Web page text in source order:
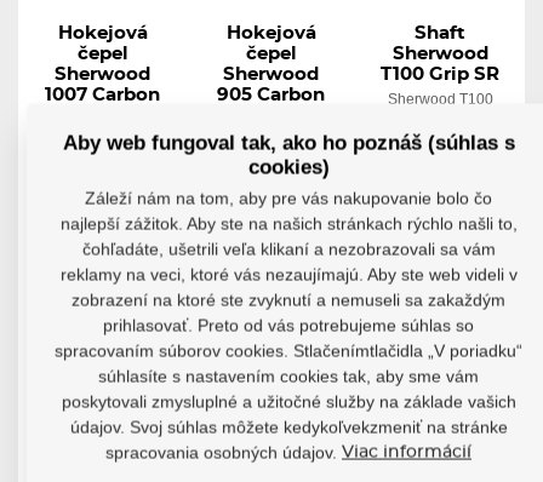
Hokejová
čepel
Sherwood
1007 Carbon
Sherwood 1007...
64,25 €
35,85 €
Detail
Hokejová
čepel
Sherwood
905 Carbon
905 Carbon je...
Skladom
51,89 €
35,81 €
Detail
Shaft
Sherwood
T100 Grip SR
Sherwood T100
193,65 €
73,77 €
Detail
POSLEDNÉ
KUSY
-62%
POSLEDNÉ
KUSY
-62%
Aby web fungoval tak, ako ho poznáš (súhlas s
cookies)
Záleží nám na tom, aby pre vás nakupovanie bolo čo
najlepší zážitok. Aby ste na našich stránkach rýchlo našli to,
čohľadáte, ušetrili veľa klikaní a nezobrazovali sa vám
reklamy na veci, ktoré vás nezaujímajú. Aby ste web videli v
zobrazení na ktoré ste zvyknutí a nemuseli sa zakaždým
prihlasovať. Preto od vás potrebujeme súhlas so
spracovaním súborov cookies. Stlačenímtlačidla „V poriadku“
súhlasíte s nastavením cookies tak, aby sme vám
poskytovali zmysluplné a užitočné služby na základe vašich
údajov. Svoj súhlas môžete kedykoľvekzmeniť na stránke
spracovania osobných údajov. Viac informácií